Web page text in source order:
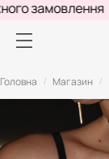
замовлення
Головна / Магазин /